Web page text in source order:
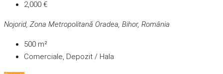
2,000 €
Nojorid, Zona Metropolitană Oradea, Bihor, România
500 m²
Comerciale, Depozit / Hala